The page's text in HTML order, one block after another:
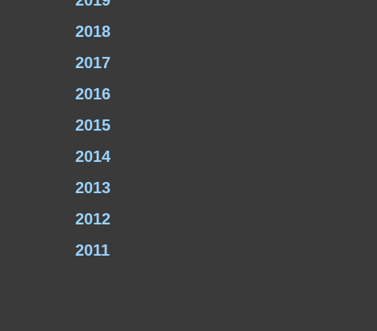
2018
2017
2016
2015
2014
2013
2012
2011